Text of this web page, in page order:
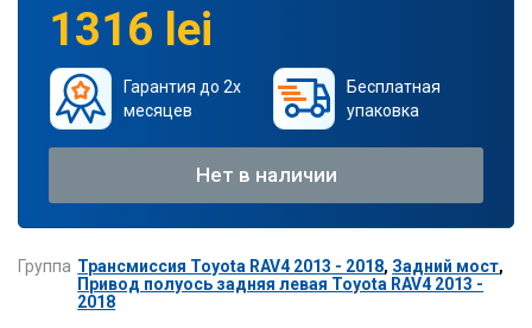
1316 lei
Гарантия до 2х
месяцев
Бесплатная
упаковка
Нет в наличии
Группа Трансмиссия Toyota RAV4 2013 - 2018, Задний мост,
Привод полуось задняя левая Toyota RAV4 2013 -
2018